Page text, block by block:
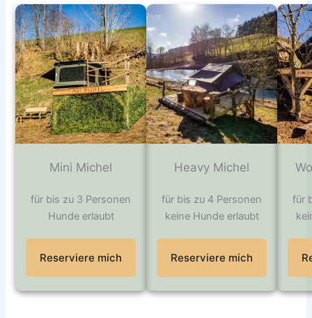
Mini Michel
für bis zu 3 Personen
Hunde erlaubt
Reserviere mich
Heavy Michel
für bis zu 4 Personen
keine Hunde erlaubt
Reserviere mich
für